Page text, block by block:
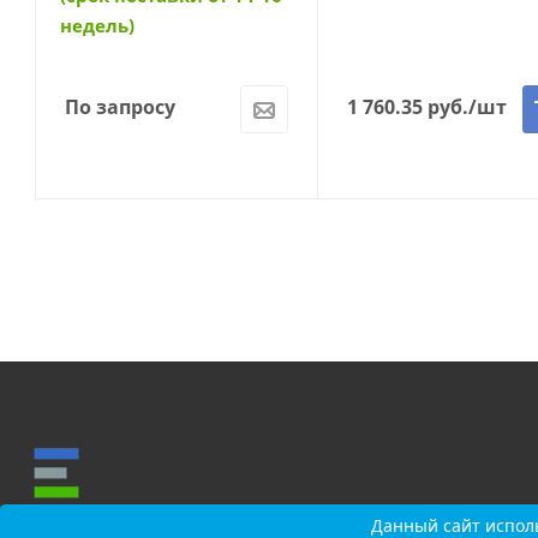
недель)
По запросу 1 760.35 руб./шт
Данный сайт
Данный сайт